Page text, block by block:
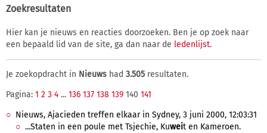
Zoekresultaten
Hier kan je nieuws en reacties doorzoeken. Ben je op zoek naar
een bepaald lid van de site, ga dan naar de ledenlijst.
Je zoekopdracht in Nieuws had 3.505 resultaten.
Pagina: 1 2 3 4 ... 136 137 138 139 140 141
Nieuws, Ajacieden treffen elkaar in Sydney, 3 juni 2000, 12:03:31
...Staten in een poule met Tsjechie, Kuweit en Kameroen.